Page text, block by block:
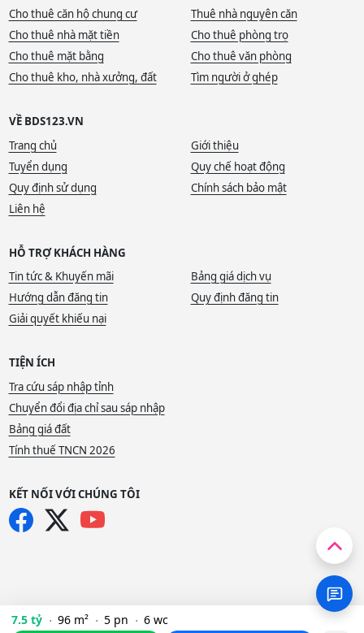
7.5 tỷ 96 m² 5 pn 6 wc
Cho thuê căn hộ chung cư
Thuê nhà nguyên căn
Cho thuê nhà mặt tiền
Cho thuê phòng trọ
Cho thuê mặt bằng
Cho thuê văn phòng
Cho thuê kho, nhà xưởng, đất
Tìm người ở ghép
VỀ BDS123.VN
Trang chủ
Giới thiệu
Tuyển dụng
Quy chế hoạt động
Quy định sử dụng
Chính sách bảo mật
Liên hệ
HỖ TRỢ KHÁCH HÀNG
Tin tức & Khuyến mãi
Bảng giá dịch vụ
Hướng dẫn đăng tin
Quy định đăng tin
Giải quyết khiếu nại
TIỆN ÍCH
Tra cứu sáp nhập tỉnh
Chuyển đổi địa chỉ sau sáp nhập
Bảng giá đất
Tính thuế TNCN 2026
KẾT NỐI VỚI CHÚNG TÔI